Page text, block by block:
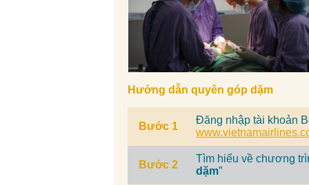
Hướng dẫn quyên góp dặm
Bước 1
Đăng nhập tài khoản
Bước 2
Tìm hiểu về chương
dặm”